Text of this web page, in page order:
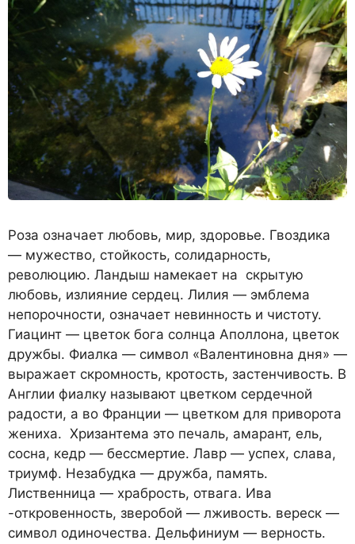
Роза означает любовь, мир, здоровье. Гвоздика
— мужество, стойкость, солидарность,
революцию. Ландыш намекает на скрытую
любовь, излияние сердец. Лилия — эмблема
непорочности, означает невинность и чистоту.
Гиацинт — цветок бога солнца Аполлона, цветок
дружбы. Фиалка — символ «Валентиновна дня» —
выражает скромность, кротость, застенчивость. В
Англии фиалку называют цветком сердечной
радости, а во Франции — цветком для приворота
жениха. Хризантема это печаль, амарант, ель,
сосна, кедр — бессмертие. Лавр — успех, слава,
триумф. Незабудка — дружба, память.
Лиственница — храбрость, отвага. Ива
-откровенность, зверобой — лживость. вереск —
символ одиночества. Дельфиниум — верность.